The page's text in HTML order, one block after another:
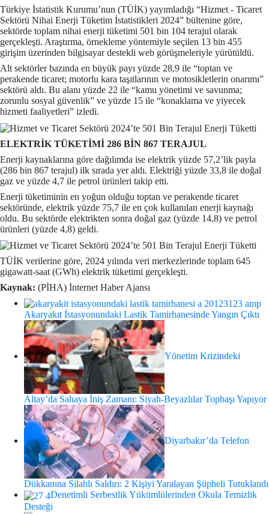
Türkiye İstatistik Kurumu’nun (TÜİK) yayımladığı “Hizmet - Ticaret
Sektörü Nihai Enerji Tüketim İstatistikleri 2024” bültenine göre,
sektörde toplam nihai enerji tüketimi 501 bin 104 terajul olarak
gerçekleşti. Araştırma, örnekleme yöntemiyle seçilen 13 bin 455
girişim üzerinden bilgisayar destekli web görüşmeleriyle yürütüldü.
Alt sektörler bazında en büyük payı yüzde 28,9 ile “toptan ve
perakende ticaret; motorlu kara taşıtlarının ve motosikletlerin onarımı”
sektörü aldı. Bu alanı yüzde 22 ile “kamu yönetimi ve savunma;
zorunlu sosyal güvenlik” ve yüzde 15 ile “konaklama ve yiyecek
hizmeti faaliyetleri” izledi.
ELEKTRİK TÜKETİMİ 286 BİN 867 TERAJUL
Enerji kaynaklarına göre dağılımda ise elektrik yüzde 57,2’lik payla
(286 bin 867 terajul) ilk sırada yer aldı. Elektriği yüzde 33,8 ile doğal
gaz ve yüzde 4,7 ile petrol ürünleri takip etti.
Enerji tüketiminin en yoğun olduğu toptan ve perakende ticaret
sektöründe, elektrik yüzde 75,7 ile en çok kullanılan enerji kaynağı
oldu. Bu sektörde elektrikten sonra doğal gaz (yüzde 14,8) ve petrol
ürünleri (yüzde 4,8) geldi.
TÜİK verilerine göre, 2024 yılında veri merkezlerinde toplam 645
gigawatt-saat (GWh) elektrik tüketimi gerçekleşti.
Kaynak: (PİHA) İnternet Haber Ajansı
Akaryakıt İstasyonundaki Lastik Tamirhanesinde Yangın Çıktı
Yönetim Krizindeki
Altay’da Sahaya İniş Zamanı: Siyah-Beyazlılar Topbaşı Yapıyor
Diyarbakır’da Telefon
Dükkanına Silahlı Saldırı: 2 Kişiyi Yaralayan Şüpheli Tutuklandı
Denetimli Serbestlik Yükümlülerinden Okula Temizlik
Desteği